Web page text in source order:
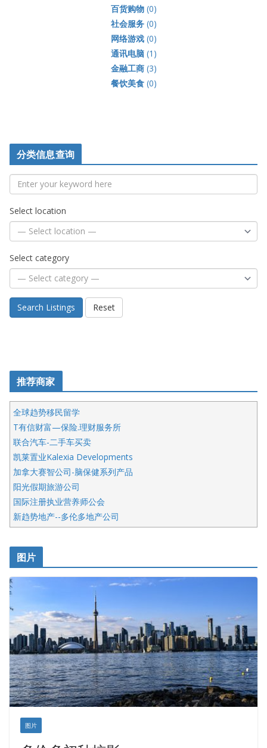
百货购物(0)
社会服务(0)
网络游戏(0)
通讯电脑(1)
金融工商(3)
餐饮美食(0)
分类信息查询
Select location
Select category
Search Listings Reset
推荐商家
全球趋势移民留学
T有信财富—保险.理财服务所
联合汽车-二手车买卖
凯莱置业Kalexia Developments
加拿大赛智公司-脑保健系列产品
阳光假期旅游公司
国际注册执业营养师公会
新趋势地产--多伦多地产公司
呱呱电器
开明车行KS CAR SALES & SERVICE
健健宝公司
皇后金融集团
正点印艺设计
图片
图片